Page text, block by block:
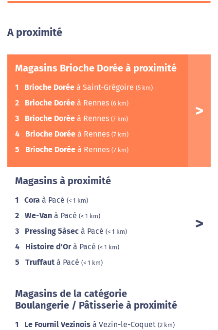
A proximité
Magasins Brioche Dorée à proximité
1 Brioche Dorée à Saint-Grégoire (5 km)
2 Brioche Dorée à Rennes (6 km)
3 Brioche Dorée à Rennes (7 km)
4 Brioche Dorée à Rennes (7 km)
5 Brioche Dorée à Rennes (7 km)
Magasins à proximité
1 Cora à Pacé (< 1 km)
2 We-Van à Pacé (< 1 km)
3 Pressing 5àsec à Pacé (< 1 km)
4 Histoire d'Orà Pacé (< 1 km)
5 Truffaut à Pacé (< 1 km)
Magasins de la catégorie
Boulangerie / Pâtisserie à proximité
1 Le Fournil Vezinois à Vezin-le-Coquet (2 km)